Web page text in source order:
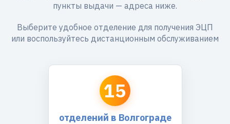
пункты выдачи — адреса ниже.
Выберите удобное отделение для получения ЭЦП
или воспользуйтесь дистанционным обслуживанием
15
отделений в Волгограде